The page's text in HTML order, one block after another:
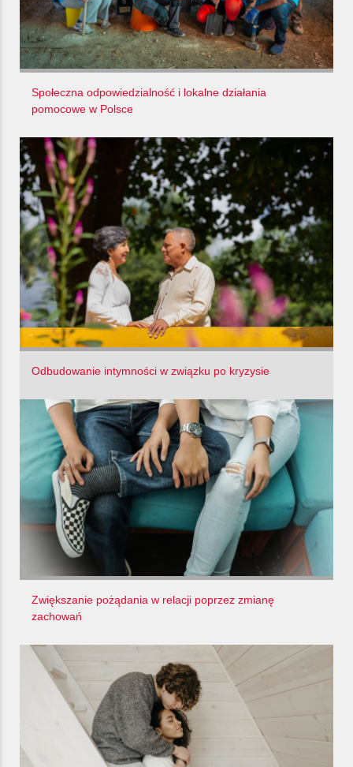
Społeczna odpowiedzialność i lokalne działania
pomocowe w Polsce
Odbudowanie intymności w związku po kryzysie
Zwiększanie pożądania w relacji poprzez zmianę
zachowań